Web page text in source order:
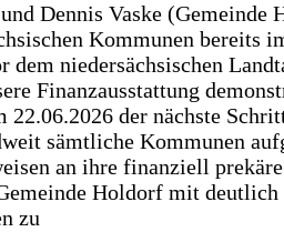
Dennis Vaske (Gemeinde
Kommunen bereits
dem niedersächsischen
Finanzausstattung
22.06.2026 der nächste
sämtliche Kommunen
an ihre finanziell
Holdorf mit deutlich
zu